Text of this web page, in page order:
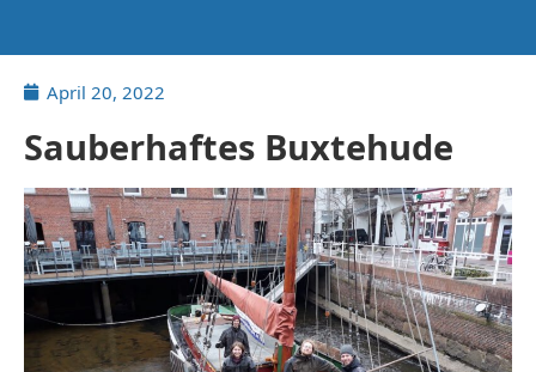
April 20, 2022
Sauberhaftes Buxtehude